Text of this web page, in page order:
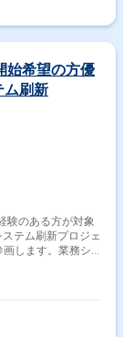
始希望の方優
ム刷新
験のある方が対象
テム刷新プロジェ
します。業務シ